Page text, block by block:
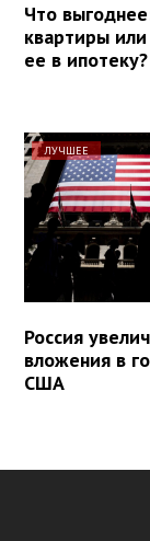
Что
квартиры
ее в ипотеку?
ЛУЧШЕЕ
Россия
вложения в
США